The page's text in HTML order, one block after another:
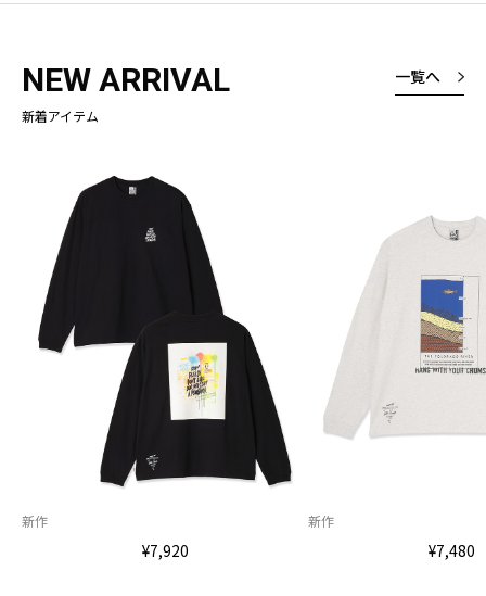
NEW ARRIVAL
新着アイテム
一覧へ
新作
¥7,920
新作
¥7,480